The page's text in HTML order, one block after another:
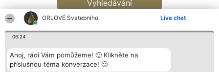
ORLOVÉ Svatebního Live chat
06:24
Ahoj, rádi Vám pomůžeme! 🙂 Klikněte na
příslušnou téma konverzace! 🙂
Vyhledávání